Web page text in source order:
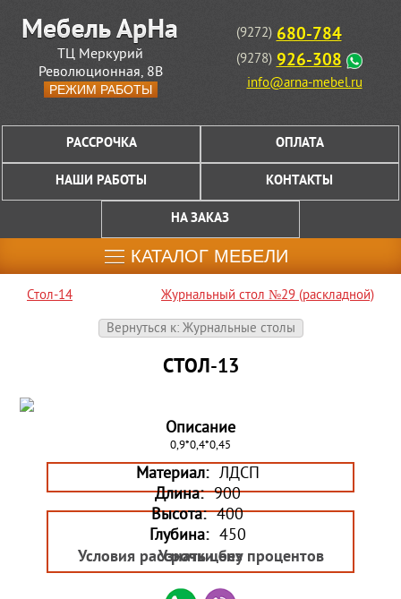
ТЦ Меркурий
Революционная, 8В
РЕЖИМ РАБОТЫ
(9272) 680-784
(9278) 926-308
info@arna-mebel.ru
РАССРОЧКА ОПЛАТА
НАШИ РАБОТЫ КОНТАКТЫ
НА ЗАКАЗ
КАТАЛОГ МЕБЕЛИ
Стол-14
Журнальный стол №29 (раскладной)
Вернуться к: Журнальные столы
СТОЛ-13
Описание
0,9*0,4*0,45
Материал: ЛДСП
Длина: 900
Высота: 400
Глубина: 450
Узнать цену
Условия рассрочки без процентов